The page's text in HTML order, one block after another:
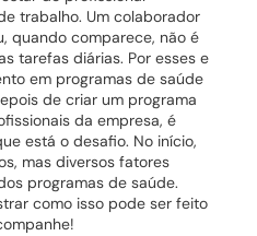
trabalho. Um colaborador
quando comparece, não é
tarefas diárias. Por esses e
em programas de saúde
de criar um programa
da empresa, é
está o desafio. No início,
mas diversos fatores
programas de saúde.
como isso pode ser feito